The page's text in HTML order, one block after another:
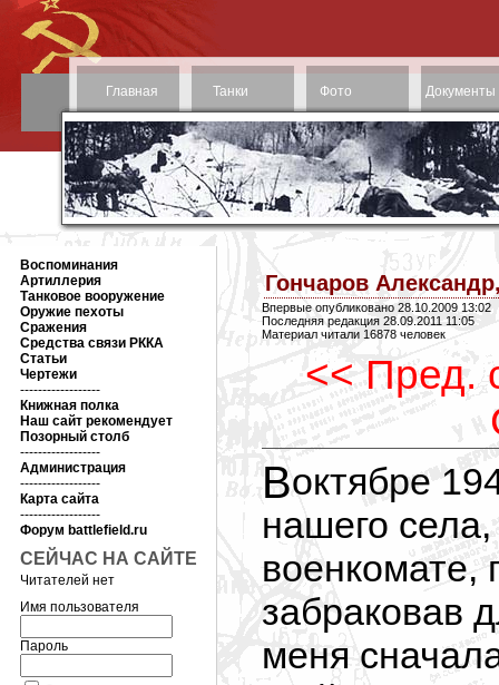
Главная Танки Фото Документы
Воспоминания
Артиллерия
Танковое вооружение
Оружие пехоты
Сражения
Средства связи РККА
Статьи
Чертежи
------------------
Книжная полка
Наш сайт рекомендует
Позорный столб
------------------
Администрация
------------------
Карта сайта
------------------
Форум battlefield.ru
СЕЙЧАС НА САЙТЕ
Читателей нет
Имя пользователя
Пароль
Гончаров
Впервые опубликовано 28.10.2009 13:02
Последняя редакция 28.09.2011 11:05
Материал читали 16878 человек
<< Пред.
В октябре 1943 года, после освобождения
нашего
военкомате,
забраковав
меня